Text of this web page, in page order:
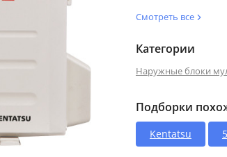
Смотреть все
Категории
Наружные блоки
Подборки
Kentatsu